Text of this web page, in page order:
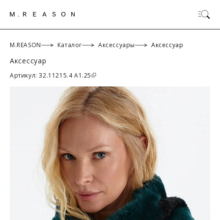
M.REASON Каталог Аксессуары Аксессуар
Аксессуар
Артикул: 32.11215.4 A1.25